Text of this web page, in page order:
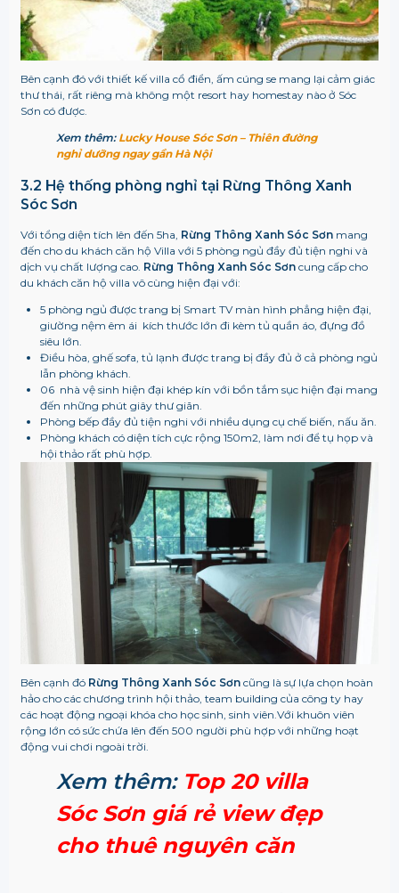
Bên cạnh đó với thiết kế villa cổ điển, ấm cúng se mang lại cảm giác
thư thái, rất riêng mà không một resort hay homestay nào ở Sóc
Sơn có được.
Xem thêm: Lucky House Sóc Sơn – Thiên đường
nghỉ dưỡng ngay gần Hà Nội
3.2 Hệ thống phòng nghỉ tại Rừng Thông Xanh
Sóc Sơn
Với tổng diện tích lên đến 5ha, Rừng Thông Xanh Sóc Sơnmang
đến cho du khách căn hộ Villa với 5 phòng ngủ đầy đủ tiện nghi và
dịch vụ chất lượng cao. Rừng Thông Xanh Sóc Sơncung cấp cho
du khách căn hộ villa vô cùng hiện đại với:
5 phòng ngủ được trang bị Smart TV màn hình phẳng hiện đại,
giường nệm êm ái kích thước lớn đi kèm tủ quần áo, đựng đồ
siêu lớn.
Điều hòa, ghế sofa, tủ lạnh được trang bị đầy đủ ở cả phòng ngủ
lẫn phòng khách.
06 nhà vệ sinh hiện đại khép kín với bồn tắm sục hiện đại mang
đến những phút giây thư giãn.
Phòng bếp đầy đủ tiện nghi với nhiều dụng cụ chế biến, nấu ăn.
Phòng khách có diện tích cực rộng 150m2, làm nơi để tụ họp và
hội thảo rất phù hợp.
Bên cạnh đó Rừng Thông Xanh Sóc Sơncũng là sự lựa chọn hoàn
hảo cho các chương trình hội thảo, team building của công ty hay
các hoạt động ngoại khóa cho học sinh, sinh viên.Với khuôn viên
rộng lớn có sức chứa lên đến 500 người phù hợp với những hoạt
động vui chơi ngoài trời.
Xem thêm: Top 20 villa
Sóc Sơn giá rẻ view đẹp
cho thuê nguyên căn